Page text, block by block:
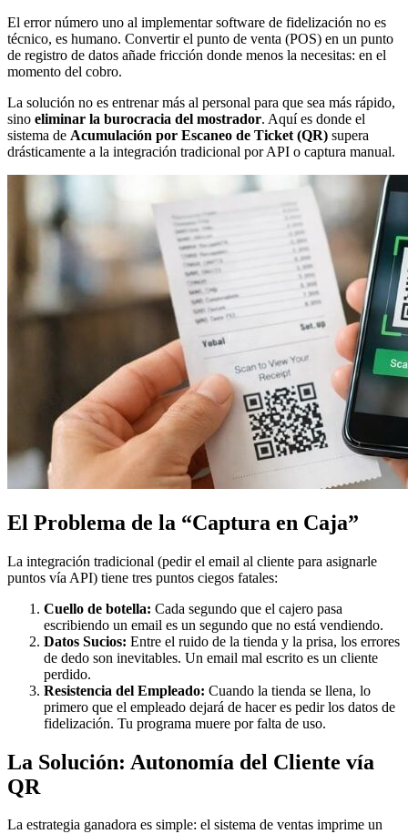
El error número uno al implementar software de fidelización no es
técnico, es humano. Convertir el punto de venta (POS) en un punto
de registro de datos añade fricción donde menos la necesitas: en el
momento del cobro.
La solución no es entrenar más al personal para que sea más rápido,
sino eliminar la burocracia del mostrador. Aquí es donde el
sistema de Acumulación por Escaneo de Ticket (QR) supera
drásticamente a la integración tradicional por API o captura manual.
El Problema de la “Captura en Caja”
La integración tradicional (pedir el email al cliente para asignarle
puntos vía API) tiene tres puntos ciegos fatales:
Cuello de botella: Cada segundo que el cajero pasa
escribiendo un email es un segundo que no está vendiendo.
Datos Sucios: Entre el ruido de la tienda y la prisa, los errores
de dedo son inevitables. Un email mal escrito es un cliente
perdido.
Resistencia del Empleado: Cuando la tienda se llena, lo
primero que el empleado dejará de hacer es pedir los datos de
fidelización. Tu programa muere por falta de uso.
La Solución: Autonomía del Cliente vía
QR
La estrategia ganadora es simple: el sistema de ventas imprime un